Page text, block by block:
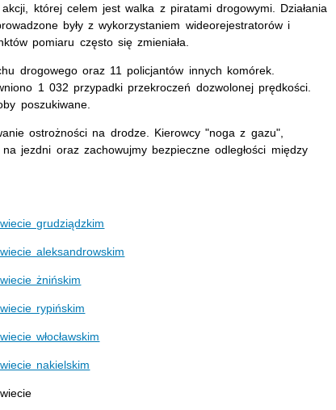
której celem jest walka z piratami drogowymi. Działania
były z wykorzystaniem wideorejestratorów i
pomiaru często się zmieniała.
drogowego oraz 11 policjantów innych komórek.
1 032 przypadki przekroczeń dozwolonej prędkości.
poszukiwane.
ostrożności na drodze. Kierowcy "noga z gazu",
jezdni oraz zachowujmy bezpieczne odległości między
grudziądzkim
aleksandrowskim
żnińskim
rypińskim
włocławskim
nakielskim